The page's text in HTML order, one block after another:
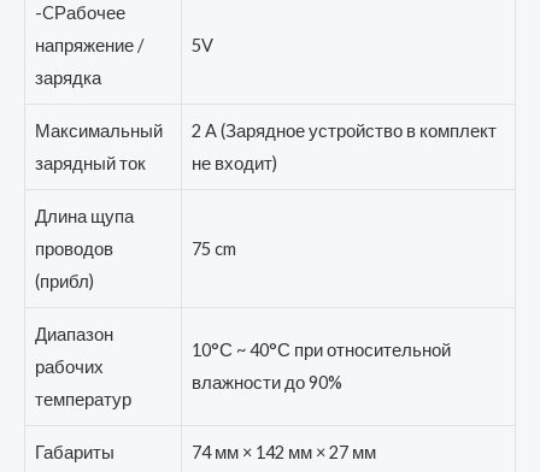
-CРабочее
напряжение /
зарядка
5V
Максимальный
зарядный ток
2 A (Зарядное устройство в комплект
не входит)
Длина щупа
проводов
(прибл)
75 cm
Диапазон
рабочих
температур
10°С ~ 40°С при относительной
влажности до 90%
Габариты 74 мм × 142 мм × 27 мм